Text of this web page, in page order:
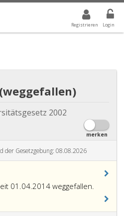
Registrieren Login
WERT IST ALLE
(weggefallen)
2002
merken
der Gesetzgebung: 08.08.2026
01.04.2014 weggefallen.